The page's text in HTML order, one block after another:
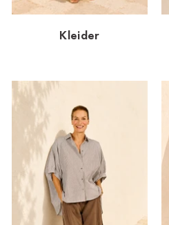
Dornbirn
Dortmund-Hombruch
Essen
HH-AEZ
HH-EEZ
HH-Eppendorf
HH-Hanseviertel
Kleider